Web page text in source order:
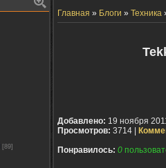
[89]
Главная » Блоги » Техника
Добавлено: 19 ноября
Просмотров: 3714 |
Понравилось: 0